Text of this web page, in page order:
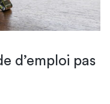
d’emploi pas